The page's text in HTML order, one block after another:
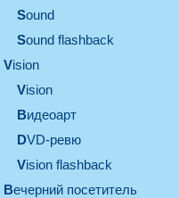
sound
Sound flashback
vision
vision
видеоарт
DVD-ревю
Vision flashback
вечерний посетитель